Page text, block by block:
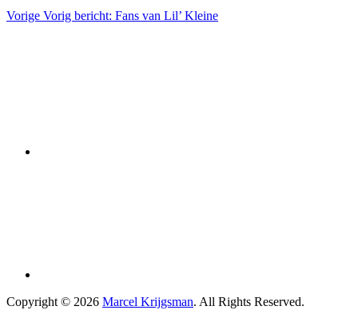
Vorige Vorig bericht: Fans van Lil’ Kleine
Copyright © 2026 Marcel Krijgsman. All Rights Reserved.